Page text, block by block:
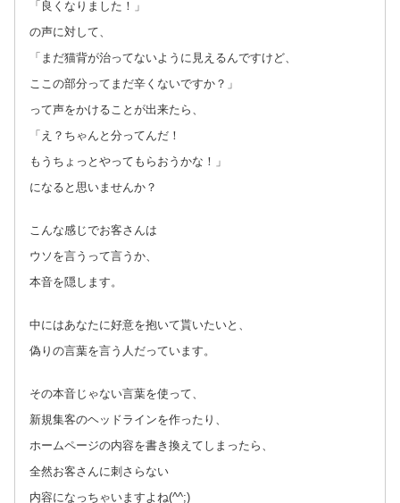
「良くなりました！」
の声に対して、
「まだ猫背が治ってないように見えるんですけど、
ここの部分ってまだ辛くないですか？」
って声をかけることが出来たら、
「え？ちゃんと分ってんだ！
もうちょっとやってもらおうかな！」
になると思いませんか？
こんな感じでお客さんは
ウソを言うって言うか、
本音を隠します。
中にはあなたに好意を抱いて貰いたいと、
偽りの言葉を言う人だっています。
その本音じゃない言葉を使って、
新規集客のヘッドラインを作ったり、
ホームページの内容を書き換えてしまったら、
全然お客さんに刺さらない
内容になっちゃいますよね(^^;)